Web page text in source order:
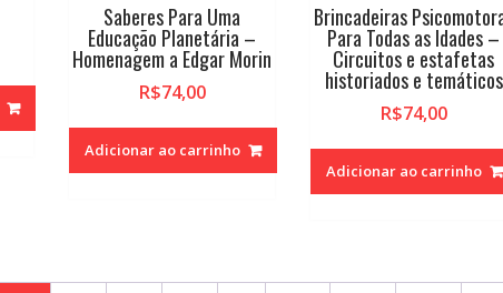
Saberes Para Uma
Educação Planetária –
Homenagem a Edgar Morin
R$74,00
Adicionar ao carrinho
Brincadeiras
Para Todas as Idades –
Circuitos e estafetas
historiados e temáticos
R$74,00
Adicionar ao carrinho